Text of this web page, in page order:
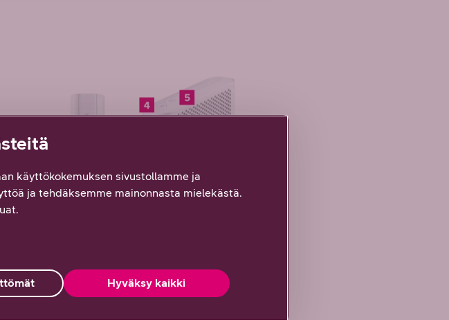
käyttökokemuksen sivustollamme ja
ja tehdäksemme mainonnasta mielekästä.
Hyväksy kaikki